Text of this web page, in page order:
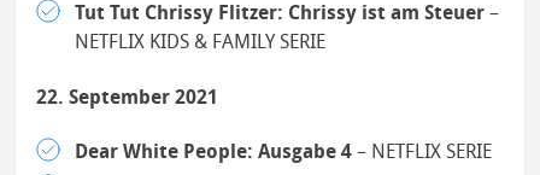
Tut Tut Chrissy Flitzer: Chrissy ist am Steuer –
NETFLIX KIDS & FAMILY SERIE
22. September 2021
Dear White People: Ausgabe 4 – NETFLIX SERIE